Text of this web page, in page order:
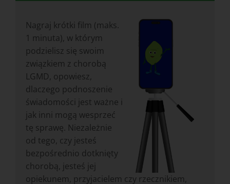
Nagraj krótki film (maks.
1 minuta), w którym
podzielisz się swoim
związkiem z chorobą
LGMD, opowiesz,
dlaczego podnoszenie
świadomości jest ważne i
jak inni mogą wesprzeć
tę sprawę. Niezależnie
od tego, czy jesteś
bezpośrednio dotknięty
chorobą, jesteś jej
opiekunem, przyjacielem czy rzecznikiem,